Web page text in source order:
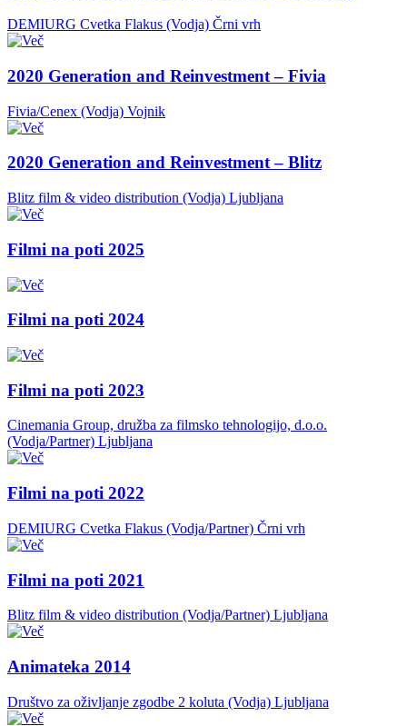
DEMIURG Cvetka Flakus (Vodja) Črni vrh
2020 Generation and Reinvestment – Fivia
Fivia/Cenex (Vodja) Vojnik
2020 Generation and Reinvestment – Blitz
Blitz film & video distribution (Vodja) Ljubljana
Filmi na poti 2025
Filmi na poti 2024
Filmi na poti 2023
Cinemania Group, družba za filmsko tehnologijo, d.o.o.
(Vodja/Partner) Ljubljana
Filmi na poti 2022
DEMIURG Cvetka Flakus (Vodja/Partner) Črni vrh
Filmi na poti 2021
Blitz film & video distribution (Vodja/Partner) Ljubljana
Animateka 2014
Društvo za oživljanje zgodbe 2 koluta (Vodja) Ljubljana